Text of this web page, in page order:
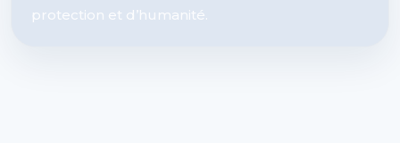
protection et d’humanité.